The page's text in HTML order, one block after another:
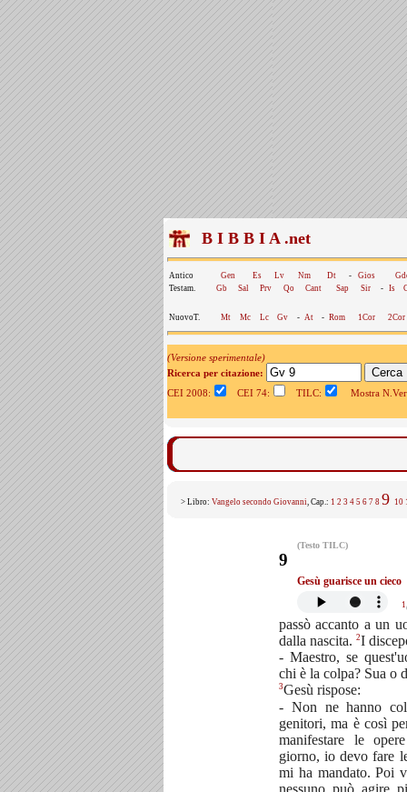
B I B B I A .net
Antico Gen Es Lv Nm Dt - Gios
Testam.
Gb Sal Prv Qo Cant Sap Sir - Is
NuovoT. Mt Mc Lc Gv - At - Rom 1Cor 2Cor
(Versione sperimentale)
Ricerca per citazione:
CEI 2008:
CEI 74: TILC: Mostra
> Libro: Vangelo secondo Giovanni, Cap.: 1 2 3 4 5 6 7 8 9 10
(Testo TILC)
9
Gesù guarisce un cieco
1
passò accanto a un
dalla nascita. 2I
- Maestro, se
chi è la colpa? Sua o
3Gesù rispose:
- Non ne hanno
genitori, ma è così
manifestare le
giorno, io devo fare
mi ha mandato. Poi